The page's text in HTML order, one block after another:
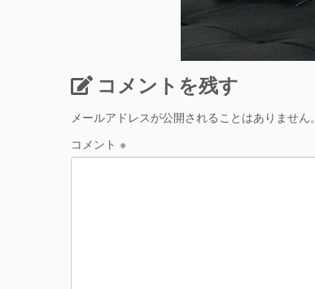
コメントを残す
メールアドレスが公開されることはありません。
コメント ※